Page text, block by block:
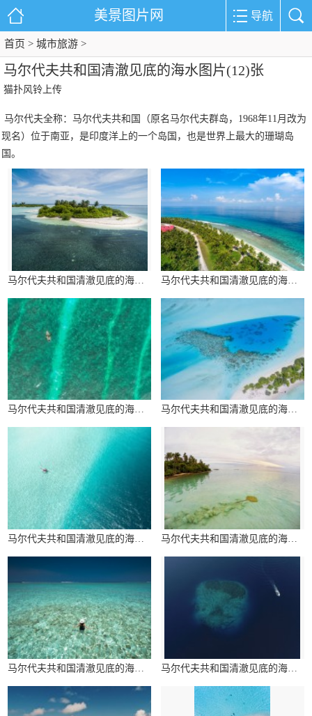
美景图片网 导航
首页 > 城市旅游 >
马尔代夫共和国清澈见底的海水图片(12)张
猫扑风铃上传
马尔代夫全称：马尔代夫共和国（原名马尔代夫群岛，1968年11月改为
现名）位于南亚，是印度洋上的一个岛国，也是世界上最大的珊瑚岛
国。
马尔代夫共和国清澈见底的海水图片
马尔代夫共和国清澈见底的海水图片 马尔代夫共和国清澈见底的海水图片
马尔代夫共和国清澈见底的海水图片
马尔代夫共和国清澈见底的海水图片